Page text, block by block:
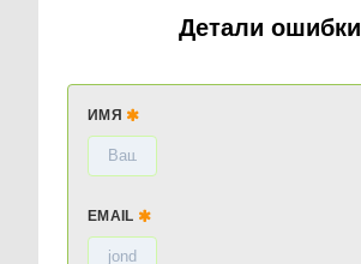
Детали ошибки
ИМЯ
EMAIL